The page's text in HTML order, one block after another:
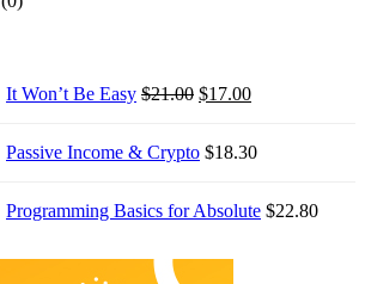
It Won’t Be Easy $21.00 Original
$21.00.
$17.00Current
$17.00.
Passive Income & Crypto $18.30
Programming Basics for Absolute $22.80